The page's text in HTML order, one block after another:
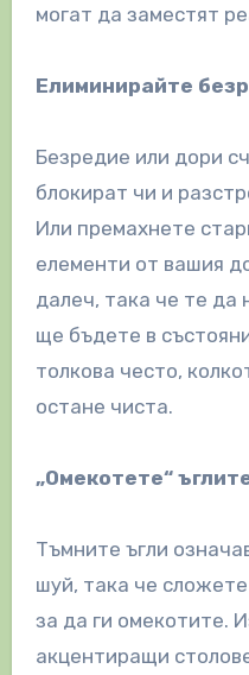
могат да заместят
Елиминирайте
Безредие или дори
блокират чи и
Или премахнете
елементи от вашия
далеч, така че те да
ще бъдете в
толкова често,
остане чиста.
„Омекотете“
Тъмните ъгли
шуй, така че
за да ги омекотите.
акцентиращи